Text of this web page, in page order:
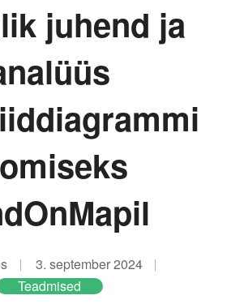
juhend ja
3. september 2024
Teadmised